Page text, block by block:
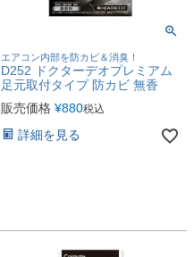
エアコン内部を防カビ＆消臭！
D252 ドクターデオプレミアム
足元取付タイプ 防カビ 無香
販売価格 ¥880税込
詳細を見る